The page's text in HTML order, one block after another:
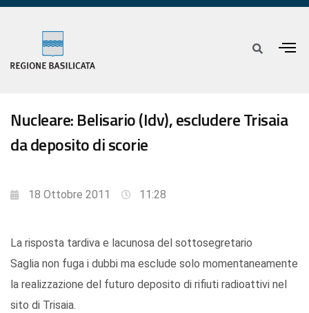
Nucleare: Belisario (Idv), escludere Trisaia
da deposito di scorie
18 Ottobre 2011 11:28
La risposta tardiva e lacunosa del sottosegretario
Saglia non fuga i dubbi ma esclude solo momentaneamente
la realizzazione del futuro deposito di rifiuti radioattivi nel
sito di Trisaia.